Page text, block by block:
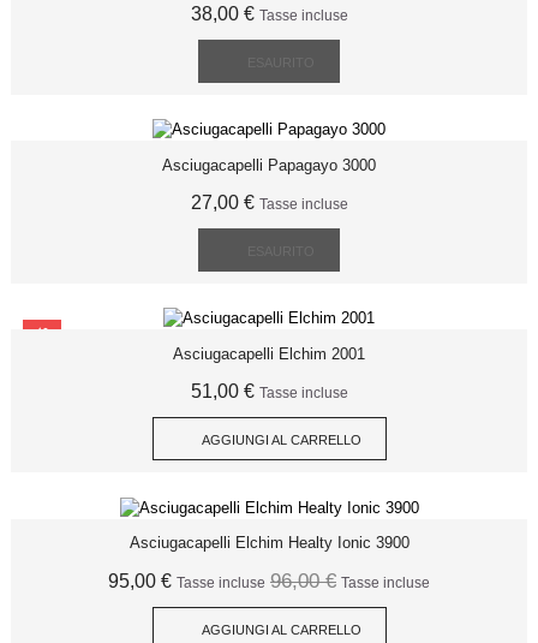
38,00 € Tasse incluse
Asciugacapelli Papagayo 3000
27,00 € Tasse incluse
Asciugacapelli Elchim 2001
51,00 € Tasse incluse
AGGIUNGI AL CARRELLO
Asciugacapelli Elchim Healty Ionic 3900
95,00 € Tasse incluse 96,00 € Tasse incluse
AGGIUNGI AL CARRELLO